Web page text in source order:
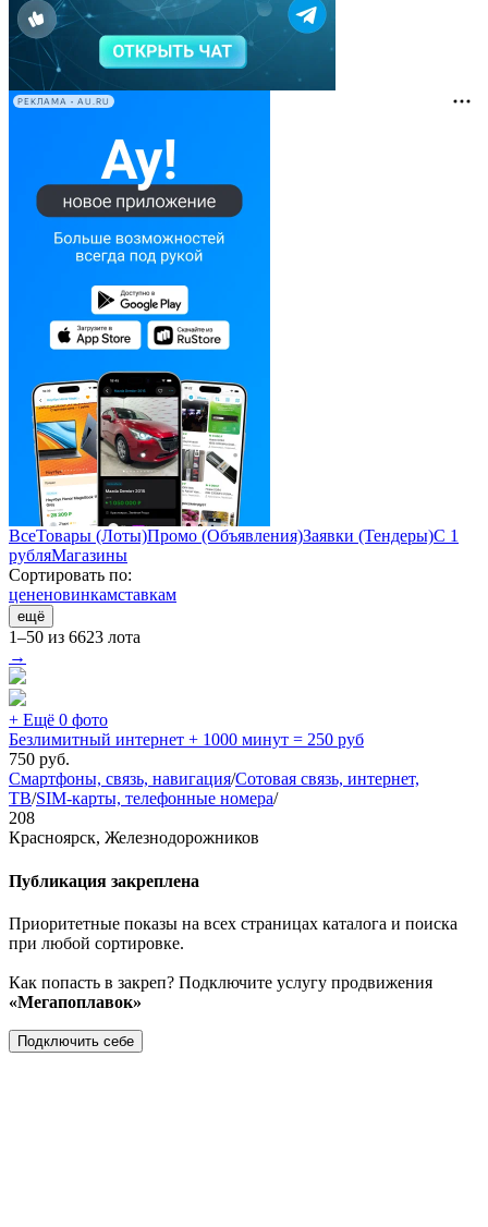
РЕКЛАМА • AU.RU
ВсеТовары (Лоты)Промо (Объявления)Заявки (Тендеры)С 1
рубляМагазины
Сортировать по:
цененовинкамставкам
ещё
1–50 из 6623 лота
→
+ Ещё 0 фото
Безлимитный интернет + 1000 минут = 250 руб
750 руб.
Смартфоны, связь, навигация/Сотовая связь, интернет,
ТВ/SIM-карты, телефонные номера/
208
Красноярск, Железнодорожников
Публикация закреплена
Приоритетные показы на всех страницах каталога и поиска
при любой сортировке.
Как попасть в закреп? Подключите услугу продвижения
«Мегапоплавок»
Подключить себе